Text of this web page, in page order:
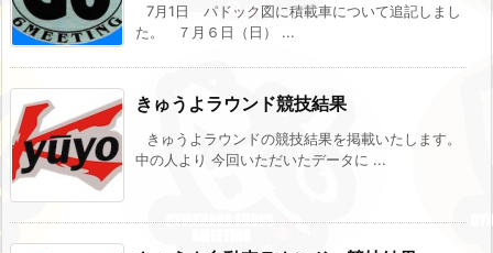
7月1日 パドック図に積載車について追記しまし
た。 ７月６日（日） ...
きゅうよラウンド競技結果
きゅうよラウンドの競技結果を掲載いたします。
中の人より 今回いただいたデータに ...